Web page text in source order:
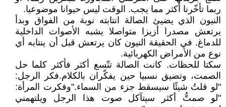
ربما تأخّرنا أكثر مما يجب. الوقت ليس حيوانا موضوعيا.
النيون الذي يضيئ الصالة انتابته نوبة من الفواق وبدأ
يرتعش مصدرا أزيزا متواصلا يشبه الأصوات الداخلية
للدماغ. في الحقيقة النيون كان يرتعش قبل أن ينتابه أي
نوع من الأمراض الكهربائية.
سكتا للحظات. كانت الصالة تتّسع أكثر فأكثر كلما حل
الصمت، وتضيق نسبيا حين يفكّران بالكلام. فكر الرجل:
"لو قلتُ شيئًا سيسقط جزء من السماء." وفكرت المرأة:
"لو صمتُّ أكثر سيتآكل صوت هذا الرجل ويلتهمني